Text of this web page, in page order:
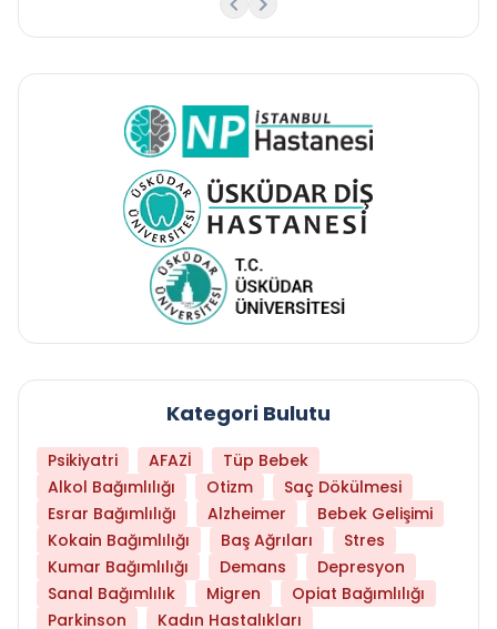
Kategori Bulutu
Psikiyatri AFAZİ
Tüp Bebek
Alkol Bağımlılığı
Otizm
Saç Dökülmesi
Esrar Bağımlılığı
Alzheimer
Bebek Gelişimi
Kokain Bağımlılığı
Baş Ağrıları
Stres
Kumar Bağımlılığı
Demans
Depresyon
Sanal Bağımlılık
Migren
Opiat Bağımlılığı
Parkinson
Kadın Hastalıkları